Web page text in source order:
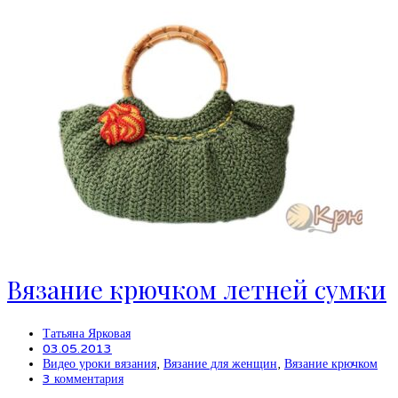
Вязание крючком летней сумки
Татьяна Ярковая
03.05.2013
Видео уроки вязания, Вязание для женщин, Вязание крючком
3 комментария